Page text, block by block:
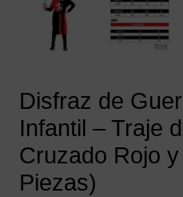
Disfraz de
Infantil – Traje
Cruzado Rojo
Piezas)